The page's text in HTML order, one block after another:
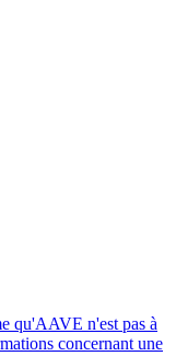
e qu'AAVE n'est pas à
mations concernant une